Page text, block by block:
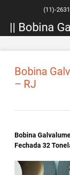
conteúdo
(11)-
|| Bobina
Bobina
– RJ
Bobina
Fechada 32